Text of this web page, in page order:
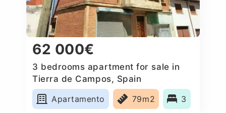
62 000€
3 bedrooms apartment for sale in
Tierra de Campos, Spain
Apartamento
79m2 3